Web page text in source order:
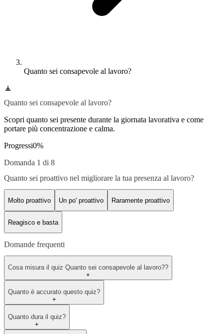
Quanto sei consapevole al lavoro?
🧘
Quanto sei consapevole al lavoro?
Scopri quanto sei presente durante la giornata lavorativa e come
portare più concentrazione e calma.
Progressi0%
Domanda 1 di 8
Quanto sei proattivo nel migliorare la tua presenza al lavoro?
Molto proattivo Un po' proattivo Raramente proattivo
Reagisco e basta
Domande frequenti
Cosa misura il quiz Quanto sei consapevole al lavoro??
+
Quanto è accurato questo quiz?
+
Quanto dura il quiz?
+